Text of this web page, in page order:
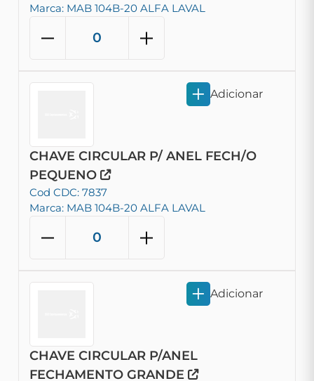
Marca: MAB 104B-20 ALFA LAVAL
CHAVE CIRCULAR P/ ANEL FECH/O
PEQUENO
Cod CDC: 7837
Marca: MAB 104B-20 ALFA LAVAL
Adicionar
CHAVE CIRCULAR P/ANEL
FECHAMENTO GRANDE
Adicionar